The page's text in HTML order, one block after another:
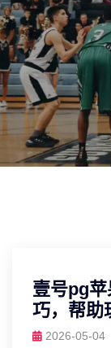
壹号pg
巧，帮助
2026-05-04